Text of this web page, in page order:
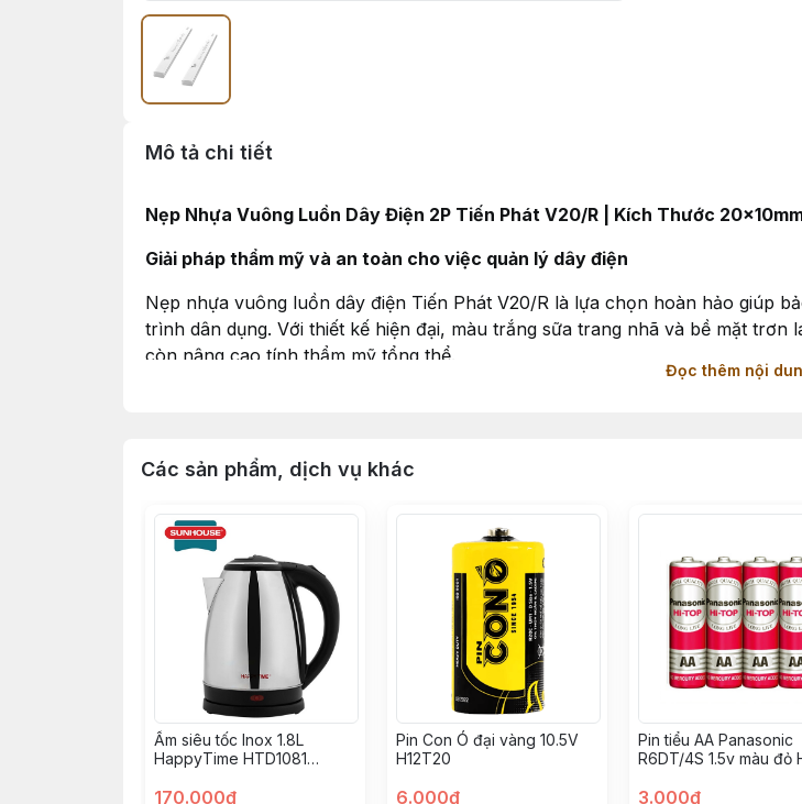
Mô tả chi tiết
Nẹp Nhựa Vuông Luồn Dây Điện 2P Tiến Phát V20/R | Kích Thước
Giải pháp thẩm mỹ và an toàn cho việc quản lý dây điện
Nẹp nhựa vuông luồn dây điện Tiến Phát V20/R là lựa chọn hoàn hảo giúp
trình dân dụng. Với thiết kế hiện đại, màu trắng sữa trang nhã và bề mặt
còn nâng cao tính thẩm mỹ tổng thể.
Kích thước tiêu chuẩn:
20x10mm, phù hợp với nhiều loại dây điện khác nhau.
Chiều dài tiện dụng:
Mỗi cây dài 1m7 (170cm), giúp giảm số lần ghép nối khi
Chất liệu nhựa cao cấp:
Bền bỉ, không giòn gãy, chịu nhiệt tốt, chống ẩm và
Thiết kế ăn khớp chắc chắn:
Nắp và máng nẹp liên kết chặt với nhau, hạn
Bề mặt trơn láng: Giúp dễ dàng vệ sinh, hạn chế bám bụi.
Ứng dụng rộng rãi: Sử dụng cho nhà ở, văn phòng, cửa hàng, showroom,...
Thông số kỹ thuật:
Đọc thêm nội
Các sản phẩm, dịch vụ khác
Ấm siêu tốc Inox 1.8L
HappyTime HTD1081
170.000đ
Pin Con Ó đại vàng 10.5V
H12T20
6.000đ
Pin tiểu AA Panasonic
R6DT/4S 1.5v màu đỏ
3.000đ